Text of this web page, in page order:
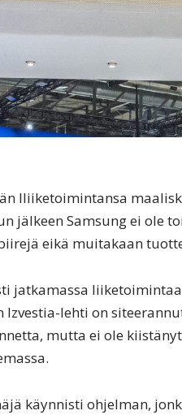
lliiketoimintansa
jälkeen Samsung ei ole
eikä muitakaan
jatkamassa
Izvestia-lehti on
mutta ei ole
käynnisti ohjelman,